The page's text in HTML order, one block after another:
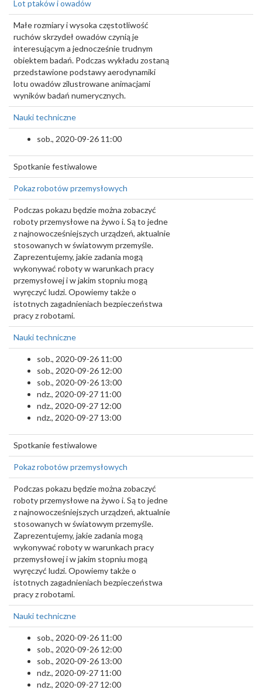
Lot ptaków i owadów
Małe rozmiary i wysoka częstotliwość
ruchów skrzydeł owadów czynią je
interesującym a jednocześnie trudnym
obiektem badań. Podczas wykładu zostaną
przedstawione podstawy aerodynamiki
lotu owadów zilustrowane animacjami
wyników badań numerycznych.
Nauki techniczne
sob., 2020-09-26 11:00
Spotkanie festiwalowe
Pokaz robotów przemysłowych
Podczas pokazu będzie można zobaczyć
roboty przemysłowe na żywo i. Są to jedne
z najnowocześniejszych urządzeń, aktualnie
stosowanych w światowym przemyśle.
Zaprezentujemy, jakie zadania mogą
wykonywać roboty w warunkach pracy
przemysłowej i w jakim stopniu mogą
wyręczyć ludzi. Opowiemy także o
istotnych zagadnieniach bezpieczeństwa
pracy z robotami.
Nauki techniczne
sob., 2020-09-26 11:00
sob., 2020-09-26 12:00
sob., 2020-09-26 13:00
ndz., 2020-09-27 11:00
ndz., 2020-09-27 12:00
ndz., 2020-09-27 13:00
Spotkanie festiwalowe
Pokaz robotów przemysłowych
Podczas pokazu będzie można zobaczyć
roboty przemysłowe na żywo i. Są to jedne
z najnowocześniejszych urządzeń, aktualnie
stosowanych w światowym przemyśle.
Zaprezentujemy, jakie zadania mogą
wykonywać roboty w warunkach pracy
przemysłowej i w jakim stopniu mogą
wyręczyć ludzi. Opowiemy także o
istotnych zagadnieniach bezpieczeństwa
pracy z robotami.
Nauki techniczne
sob., 2020-09-26 11:00
sob., 2020-09-26 12:00
sob., 2020-09-26 13:00
ndz., 2020-09-27 11:00
ndz., 2020-09-27 12:00